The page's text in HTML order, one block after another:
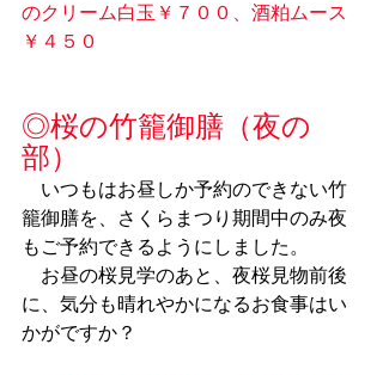
のクリーム白玉￥７００、酒粕ムース
￥４５０
◎桜の竹籠御膳（夜の
部）
いつもはお昼しか予約のできない竹
籠御膳を、さくらまつり期間中のみ夜
もご予約できるようにしました。
お昼の桜見学のあと、夜桜見物前後
に、気分も晴れやかになるお食事はい
かがですか？